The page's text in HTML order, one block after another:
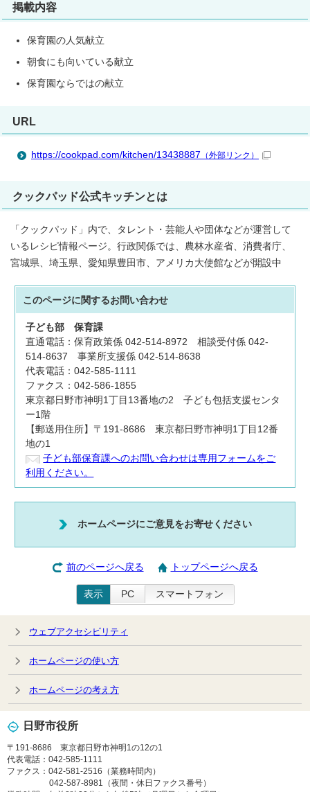
掲載内容
保育園の人気献立
朝食にも向いている献立
保育園ならではの献立
URL
https://cookpad.com/kitchen/13438887 （外部リンク）
クックパッド公式キッチンとは
「クックパッド」内で、タレント・芸能人や団体などが運営して
いるレシピ情報ページ。行政関係では、農林水産省、消費者庁、
宮城県、埼玉県、愛知県豊田市、アメリカ大使館などが開設中
このページに関するお問い合わせ
子ども部保育課
直通電話：保育政策係 042-514-8972 相談受付係 042-
514-8637 事業所支援係 042-514-8638
代表電話：042-585-1111
ファクス：042-586-1855
東京都日野市神明1丁目13番地の2 子ども包括支援センタ
ー1階
【郵送用住所】〒191-8686 東京都日野市神明1丁目12番
地の1
子ども部保育課へのお問い合わせは専用フォームをご
利用ください。
ホームページにご意見をお寄せください
前のページへ戻る トップページへ戻る
表示 PC スマートフォン
ウェブアクセシビリティ
ホームページの使い方
ホームページの考え方
日野市役所
〒191-8686 東京都日野市神明1の12の1
代表電話：042-585-1111
ファクス：042-581-2516（業務時間内）
042-587-8981（夜間・休日ファクス番号）